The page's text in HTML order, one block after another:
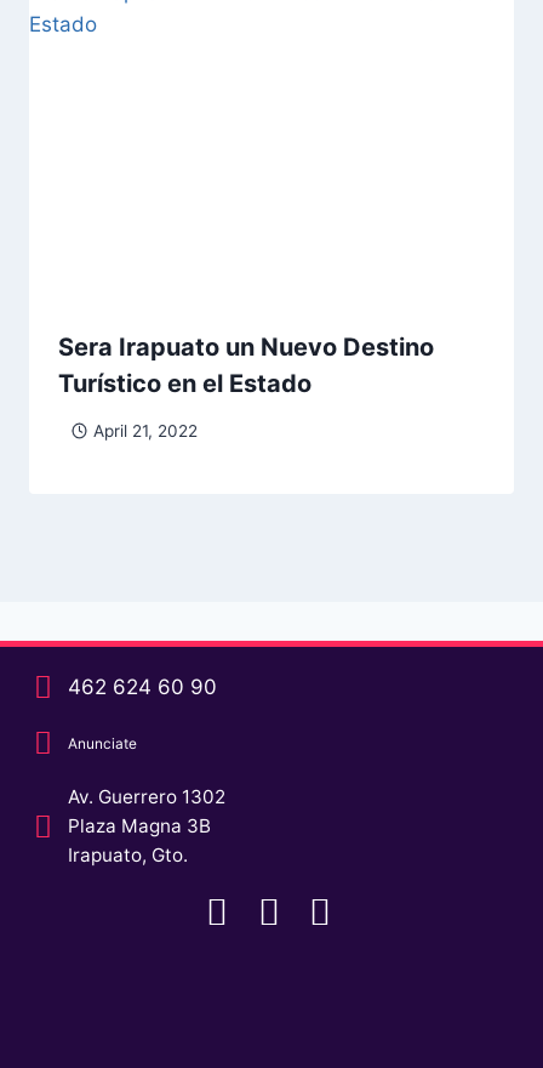
Sera Irapuato un Nuevo Destino
Turístico en el Estado
April 21, 2022
462 624 60 90
Anunciate
Av. Guerrero 1302
Plaza Magna 3B
Irapuato, Gto.